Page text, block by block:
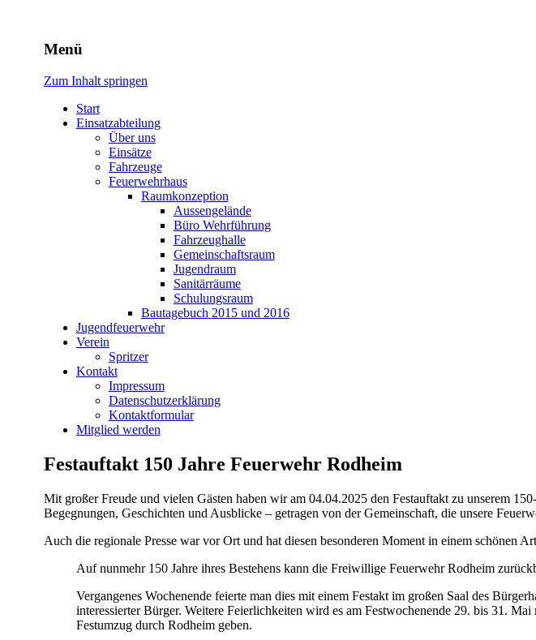
Freiwillige Feuerwehr Rodheim v.d.H.
Menü
Zum Inhalt springen
Start
Einsatzabteilung
Über uns
Einsätze
Fahrzeuge
Feuerwehrhaus
Raumkonzeption
Aussengelände
Büro Wehrführung
Fahrzeughalle
Gemeinschaftsraum
Jugendraum
Sanitärräume
Schulungsraum
Bautagebuch 2015 und 2016
Jugendfeuerwehr
Verein
Spritzer
Kontakt
Impressum
Datenschutzerklärung
Kontaktformular
Mitglied werden
Festauftakt 150 Jahre Feuerwehr Rodheim
Mit großer Freude und vielen Gästen haben wir am 04.04.2025 den Festauftakt zu unserem
Begegnungen, Geschichten und Ausblicke – getragen von der Gemeinschaft, die unsere
Auch die regionale Presse war vor Ort und hat diesen besonderen Moment in einem schönen
Auf nunmehr 150 Jahre ihres Bestehens kann die Freiwillige Feuerwehr Rodheim
Vergangenes Wochenende feierte man dies mit einem Festakt im großen Saal des
interessierter Bürger. Weitere Feierlichkeiten wird es am Festwochenende 29. bis 31.
Festumzug durch Rodheim geben.